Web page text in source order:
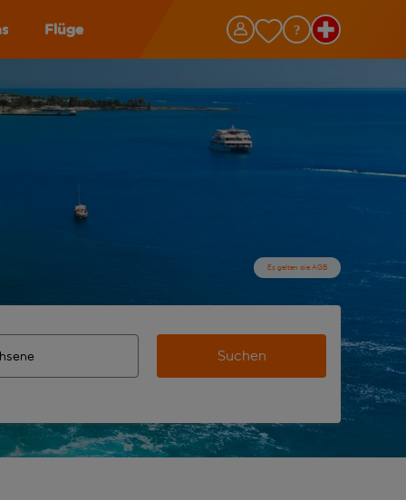
Flüge
Es gelten die AGB
Ergebnisse verfügbar sind, verwende die
Zielflughafen automatisch vervollständigte Ergebnisse
Suchen